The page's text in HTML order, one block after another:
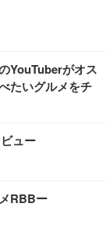
YouTuberがオス
たいグルメをチ
ュー
RBBー